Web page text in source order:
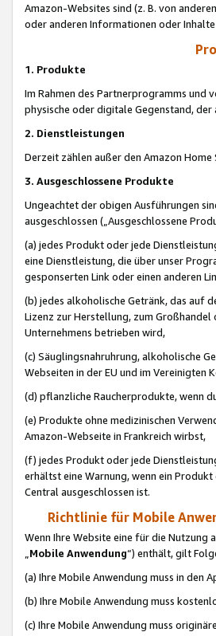
Amazon-Websites sind (z. B. von
oder anderen Informationen oder
1. Produkte
Im Rahmen des Partnerprogramms und
physische oder digitale Gegenstand,
2. Dienstleistungen
Derzeit zählen außer den Amazon
3. Ausgeschlossene Produkte
Ungeachtet der obigen Ausführungen
ausgeschlossen („Ausgeschlossene
(a) jedes Produkt oder jede
eine Dienstleistung, die über unser
gesponserten Link oder einen anderen
(b) jedes alkoholische Getränk, das auf
Lizenz zur Herstellung, zum
Unternehmens betrieben wird,
(c) Säuglingsnahruhrung, alkoholische
Webseiten in der EU und im Vereinigten
(d) pflanzliche Raucherprodukte, wenn
(e) Produkte ohne medizinischen
Amazon-Webseite in Frankreich wirbst,
(f) jedes Produkt oder jede
erhältst eine Warnung, wenn ein
Central ausgeschlossen ist.
Richtlinie für Mobile
Wenn Ihre Website eine für die
„Mobile Anwendung“) enthält, gilt
(a) Ihre Mobile Anwendung muss in den
(b) Ihre Mobile Anwendung muss
(c) Ihre Mobile Anwendung muss